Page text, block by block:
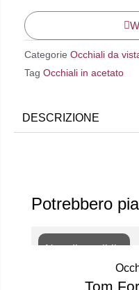
Categorie Occhiali da
Tag Occhiali in acetato
DESCRIZIONE
Potrebbero
Non disponibile
Tom